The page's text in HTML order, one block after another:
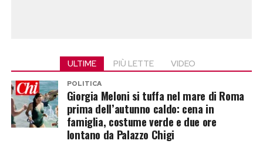
magnesio e potassio, trasformando una
caramella sfiziosa in uno spezza-fame
energetico per chi pratica sport». Per una
corretta conservazione ed evitare che l’umidità
renda appiccicoso il caramello, occorre riporre i
pezzi in un contenitore di latta o in un vaso di
ULTIME PIÙ LETTE VIDEO
POLITICA
Giorgia Meloni si tuffa nel mare di Roma
prima dell’autunno caldo: cena in
famiglia, costume verde e due ore
lontano da Palazzo Chigi